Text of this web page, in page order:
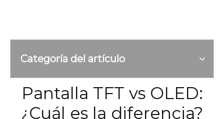
Categoría del artículo
Pantalla TFT vs OLED:
¿Cuál es la diferencia?